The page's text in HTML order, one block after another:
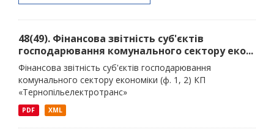
48(49). Фінансова звітність суб'єктів
господарювання комунального сектору еко...
Фінансова звітність суб'єктів господарювання
комунального сектору економіки (ф. 1, 2) КП
«Тернопільелектротранс»
PDF XML